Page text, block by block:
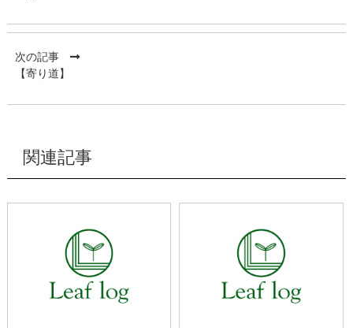
次の記事
【寄り道】
関連記事